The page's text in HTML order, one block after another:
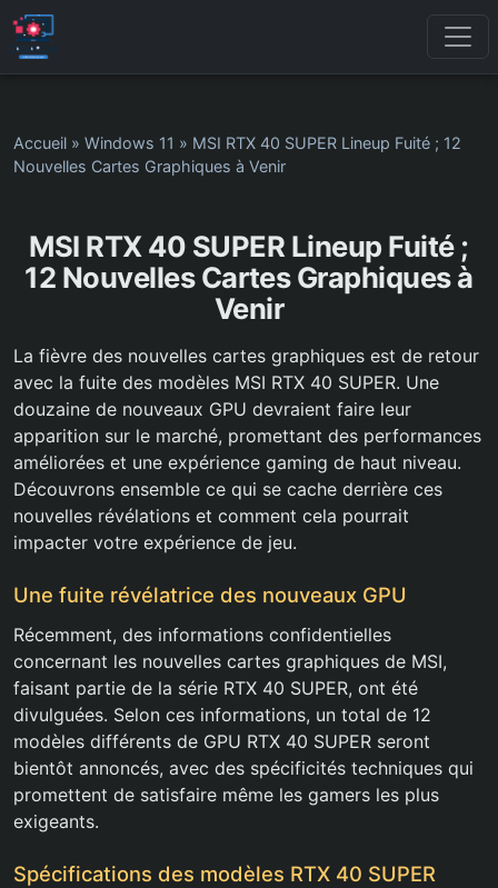
Accueil » Windows 11 » MSI RTX 40 SUPER Lineup Fuité ; 12
Nouvelles Cartes Graphiques à Venir
MSI RTX 40 SUPER Lineup Fuité ;
12 Nouvelles Cartes Graphiques à
Venir
La fièvre des nouvelles cartes graphiques est de retour
avec la fuite des modèles MSI RTX 40 SUPER. Une
douzaine de nouveaux GPU devraient faire leur
apparition sur le marché, promettant des performances
améliorées et une expérience gaming de haut niveau.
Découvrons ensemble ce qui se cache derrière ces
nouvelles révélations et comment cela pourrait
impacter votre expérience de jeu.
Une fuite révélatrice des nouveaux GPU
Récemment, des informations confidentielles
concernant les nouvelles cartes graphiques de MSI,
faisant partie de la série RTX 40 SUPER, ont été
divulguées. Selon ces informations, un total de 12
modèles différents de GPU RTX 40 SUPER seront
bientôt annoncés, avec des spécificités techniques qui
promettent de satisfaire même les gamers les plus
exigeants.
Spécifications des modèles RTX 40 SUPER